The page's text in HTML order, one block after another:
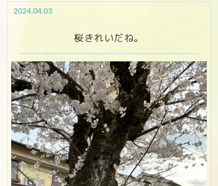
2024.04.03
桜きれいだね。